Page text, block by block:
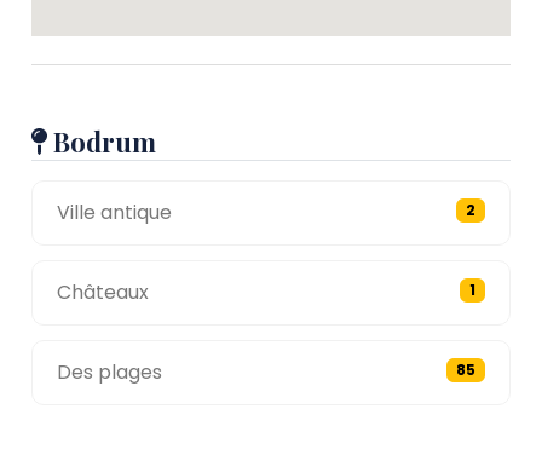
Bodrum
Ville antique 2
Châteaux 1
Des plages 85